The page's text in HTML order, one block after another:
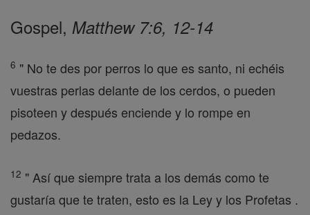
Gospel, Matthew 7:6, 12-14
6 " No te des por perros lo que es santo, ni echéis
vuestras perlas delante de los cerdos, o pueden
pisoteen y después enciende y lo rompe en
pedazos.
12 " Así que siempre trata a los demás como te
gustaría que te traten, esto es la Ley y los Profetas .